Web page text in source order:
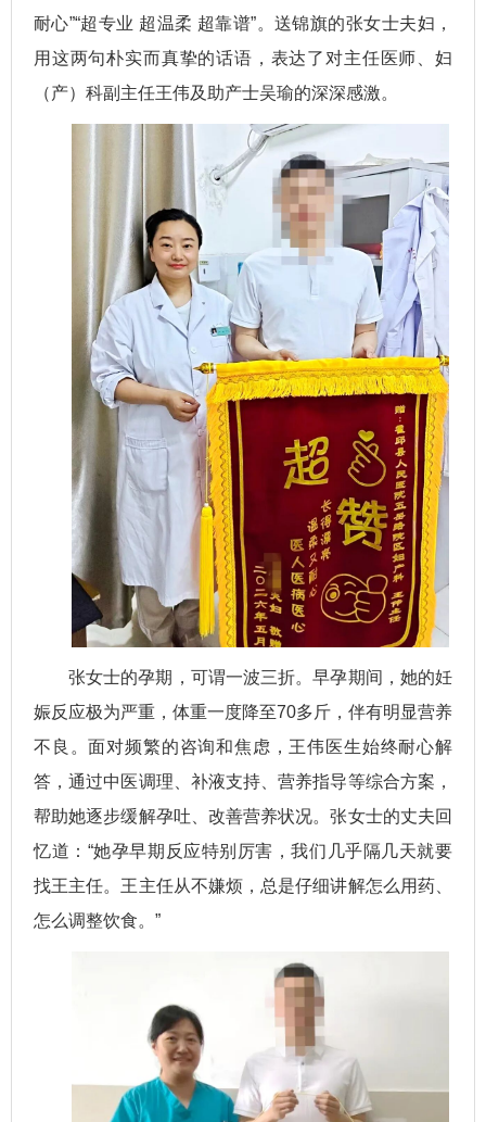
耐心”“超专业 超温柔 超靠谱”。送锦旗的张女士夫妇，
用这两句朴实而真挚的话语，表达了对主任医师、妇
（产）科副主任王伟及助产士吴瑜的深深感激。
张女士的孕期，可谓一波三折。早孕期间，她的妊
娠反应极为严重，体重一度降至70多斤，伴有明显营养
不良。面对频繁的咨询和焦虑，王伟医生始终耐心解
答，通过中医调理、补液支持、营养指导等综合方案，
帮助她逐步缓解孕吐、改善营养状况。张女士的丈夫回
忆道：“她孕早期反应特别厉害，我们几乎隔几天就要
找王主任。王主任从不嫌烦，总是仔细讲解怎么用药、
怎么调整饮食。”